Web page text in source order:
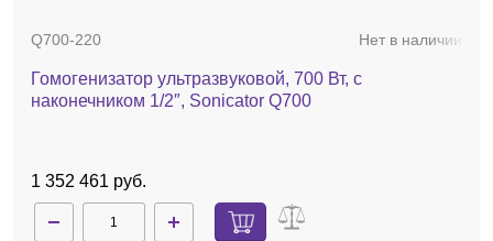
Q700-220 Нет в наличии
Гомогенизатор ультразвуковой, 700 Вт, с
наконечником 1/2″, Sonicator Q700
1 352 461 руб.